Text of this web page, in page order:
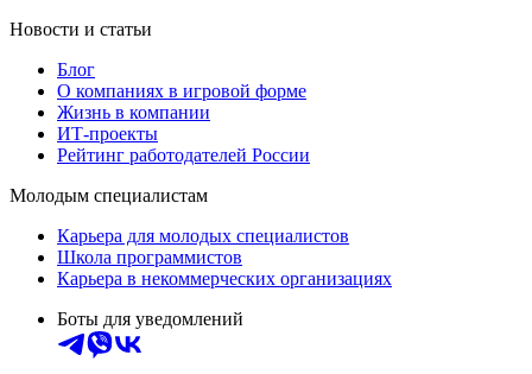
Новости и статьи
Блог
О компаниях в игровой форме
Жизнь в компании
ИТ-проекты
Рейтинг работодателей России
Молодым специалистам
Карьера для молодых специалистов
Школа программистов
Карьера в некоммерческих организациях
Боты для уведомлений